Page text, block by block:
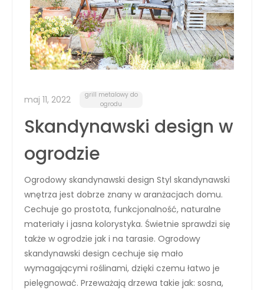
maj 11, 2022
grill metalowy do
ogrodu
Skandynawski design w
ogrodzie
Ogrodowy skandynawski design Styl skandynawski
wnętrza jest dobrze znany w aranżacjach domu.
Cechuje go prostota, funkcjonalność, naturalne
materiały i jasna kolorystyka. Świetnie sprawdzi się
także w ogrodzie jak i na tarasie. Ogrodowy
skandynawski design cechuje się mało
wymagającymi roślinami, dzięki czemu łatwo je
pielęgnować. Przeważają drzewa takie jak: sosna,